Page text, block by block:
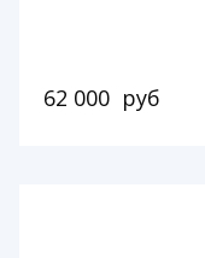
62 000 руб